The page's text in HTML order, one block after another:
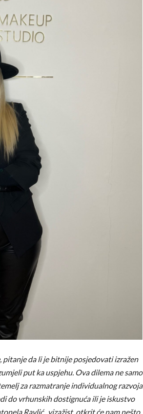
da li je bitnije posjedovati izražen
put ka uspjehu. Ova dilema ne samo
za razmatranje individualnog razvoja
do vrhunskih dostignuća ili je iskustvo
Ravlić , vizažist, otkrit će nam nešto